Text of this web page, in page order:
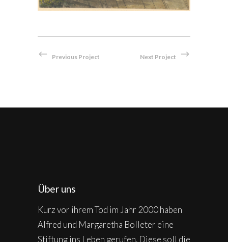
Previous Project Next Project
Über uns
Kurz vor ihrem Tod im Jahr 2000 haben
Alfred und Margaretha Bolleter eine
Stiftung ins Leben gerufen. Diese soll die